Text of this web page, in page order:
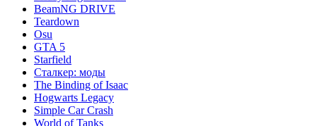
BeamNG DRIVE
Teardown
Osu
GTA 5
Starfield
Сталкер: моды
The Binding of Isaac
Hogwarts Legacy
Simple Car Crash
World of Tanks